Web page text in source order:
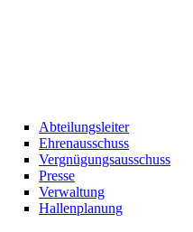
Abteilungsleiter
Ehrenausschuss
Vergnügungsausschuss
Presse
Verwaltung
Hallenplanung